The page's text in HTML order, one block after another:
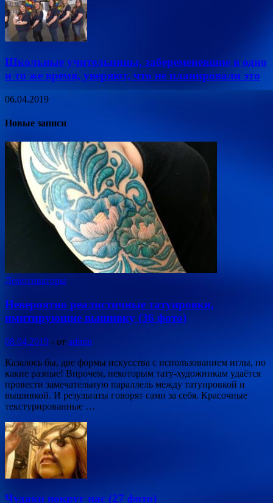
Школьные учительницы, забеременевшие в одно
и то же время, уверяют, что не планировали это
06.04.2019
Новые записи
Демотиваторы
Невероятно реалистичные татуировки,
имитирующие вышивку (36 фото)
08.04.2019 - от admin
Казалось бы, две формы искусства с использованием иглы, но
какие разные! Впрочем, некоторым тату-художникам удаётся
провести замечательную параллель между татуировкой и
вышивкой. И результаты говорят сами за себя. Красочные
текстурированные …
Чудаки вокруг нас (27 фото)